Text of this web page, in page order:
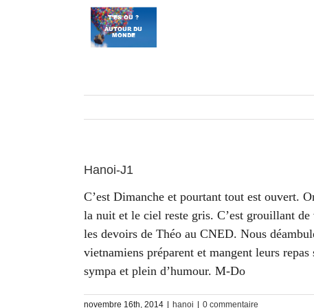
Hanoi-J1
C’est Dimanche et pourtant tout est ouvert.
la nuit et le ciel reste gris. C’est grouillant
les devoirs de Théo au CNED. Nous
vietnamiens préparent et mangent leurs
sympa et plein d’humour. M-Do
novembre 16th, 2014 hanoi 0 commentaire